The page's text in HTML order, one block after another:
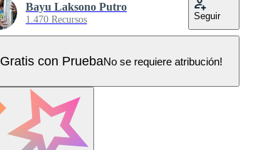
Bayu Laksono Putro
1.470 Recursos Seguir
Gratis con PruebaNo se requiere atribución!